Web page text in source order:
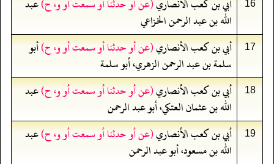
16 أبي بن كعب الأنصاري(عن أو حدثنا أو سمعت أو و، ح)عبد
الله بن عبد الرحمن الخزاعي
17 أبي بن كعب الأنصاري(عن أو حدثنا أو سمعت أو و، ح)أبو
سلمة بن عبد الرحمن الزهري، أبو سلمة
18 أبي بن كعب الأنصاري(عن أو حدثنا أو سمعت أو و، ح)عبد
الله بن عثمان العتكي، أبو عبد الرحمن
19 أبي بن كعب الأنصاري(عن أو حدثنا أو سمعت أو و، ح)عبد
الله بن مسعود، أبو عبد الرحمن